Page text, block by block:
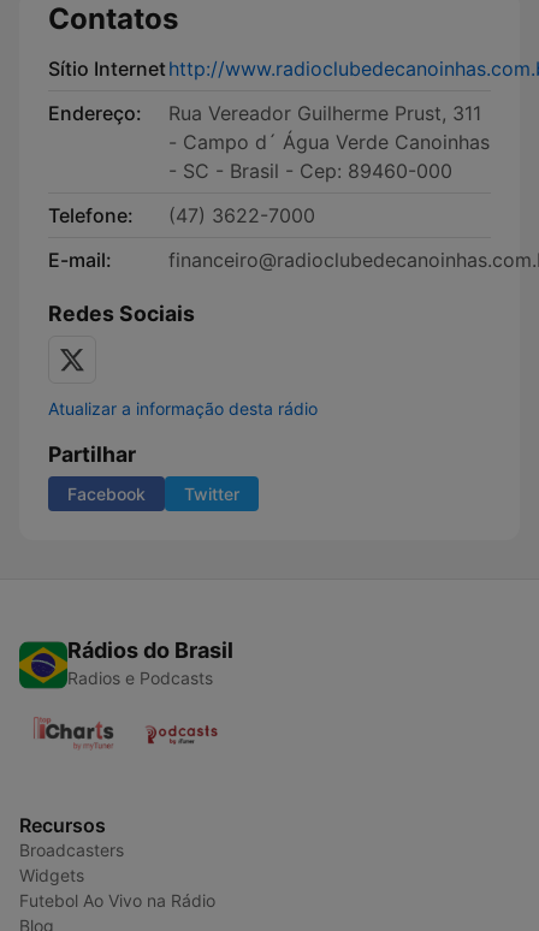
Contatos
Sítio Internethttp://
Endereço:
Rua Vereador Guilherme Prust, 311
- Campo d´ Água Verde Canoinhas
- SC - Brasil - Cep: 89460-000
Telefone:
(47) 3622-7000
E-mail:
Redes Sociais
Atualizar a informação desta rádio
Partilhar
Facebook Twitter
Rádios do Brasil
Radios e Podcasts
Recursos
Broadcasters
Widgets
Futebol Ao Vivo na Rádio
Blog